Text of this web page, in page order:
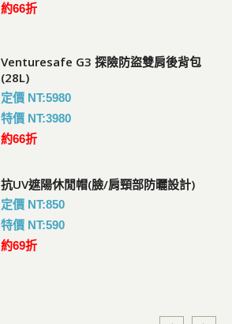
約66折
Venturesafe G3 探險防盜雙肩後背包
(28L)
定價 NT:5980
特價 NT:3980
約66折
抗UV遮陽休閒帽(臉/肩頸部防曬設計)
定價 NT:850
特價 NT:590
約69折